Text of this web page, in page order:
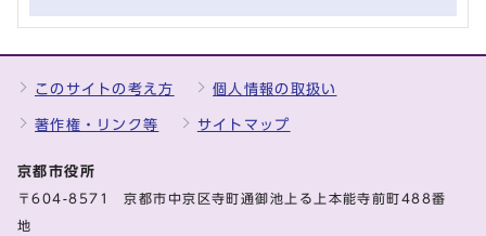
このサイトの考え方 個人情報の取扱い
著作権・リンク等 サイトマップ
京都市役所
〒604-8571 京都市中京区寺町通御池上る上本能寺前町488番
地